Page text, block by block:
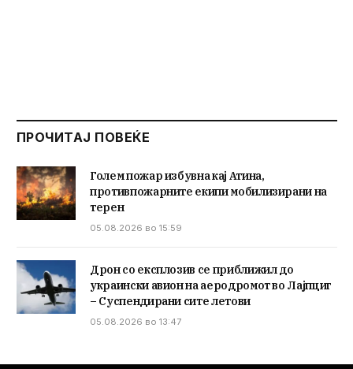
ПРОЧИТАЈ ПОВЕЌЕ
Голем пожар избувна кај Атина,
противпожарните екипи мобилизирани на
терен
05.08.2026 во 15:59
Дрон со експлозив се приближил до
украински авион на аеродромот во Лајпциг
– Суспендирани сите летови
05.08.2026 во 13:47